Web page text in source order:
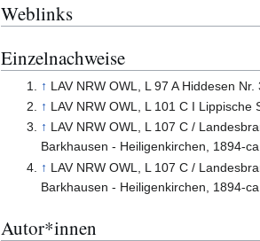
Weblinks
Einzelnachweise
↑ LAV NRW OWL, L 97 A Hiddesen Nr.
↑ LAV NRW OWL, L 101 C I Lippische
↑ LAV NRW OWL, L 107 C /
Barkhausen - Heiligenkirchen, 1894-
↑ LAV NRW OWL, L 107 C /
Barkhausen - Heiligenkirchen, 1894-
Autor*innen